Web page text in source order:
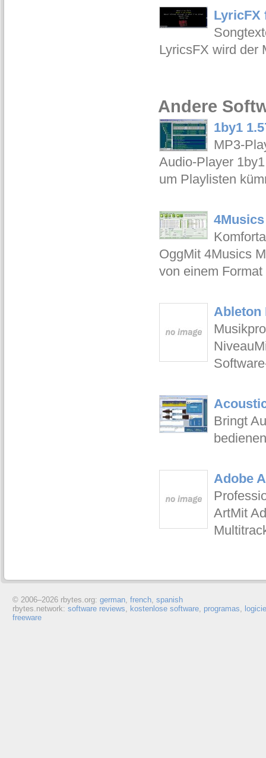
LyricFX
LyricsFX wird der
Andere
1by1
MP3-
Audio-Player
um Playlisten
OggMit 4Musics
von einem
Ableton
Bringt
Adobe
ArtMit
© 2006–2026 rbytes.org: german, french, spanish
rbytes.network: software reviews, kostenlose software, programas,
freeware